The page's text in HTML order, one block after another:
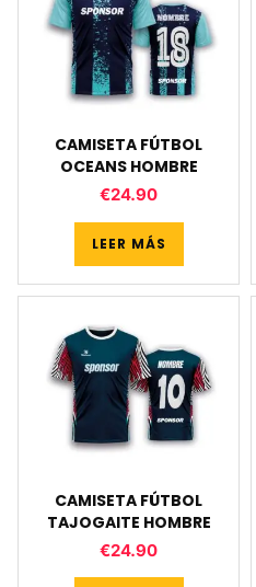
CAMISETA FÚTBOL
OCEANS HOMBRE
€24.90
LEER MÁS
CAMISETA FÚTBOL
TAJOGAITE HOMBRE
€24.90